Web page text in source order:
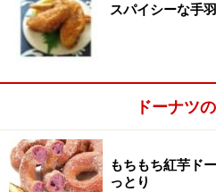
スパイシーな手
ドーナツ
もちもち紅芋ド
っとり